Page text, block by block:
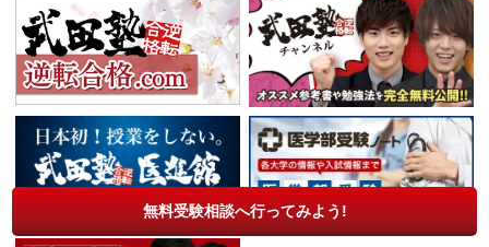
無料受験相談へ行ってみよう!